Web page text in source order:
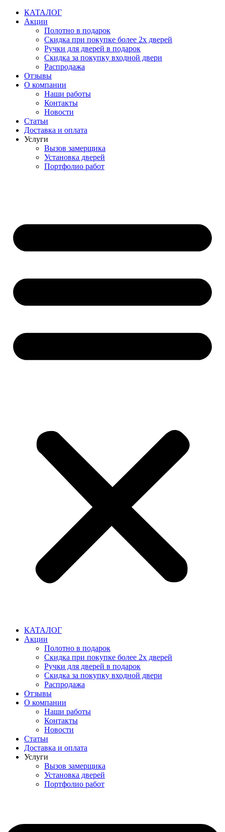
Перейти
содержимому
КАТАЛОГ
Акции
Полотно в подарок
Скидка при покупке более 2х дверей
Ручки для дверей в подарок
Скидка за покупку входной двери
Распродажа
Отзывы
О компании
Наши работы
Контакты
Новости
Статьи
Доставка и оплата
Услуги
Вызов замерщика
Установка дверей
Портфолио работ
КАТАЛОГ
Акции
Полотно в подарок
Скидка при покупке более 2х дверей
Ручки для дверей в подарок
Скидка за покупку входной двери
Распродажа
Отзывы
О компании
Наши работы
Контакты
Новости
Статьи
Доставка и оплата
Услуги
Вызов замерщика
Установка дверей
Портфолио работ